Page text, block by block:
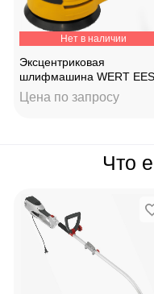
Нет в наличии
Эксцентриковая
шлифмашина WERT EES
125DE
Цена по запросу
Что